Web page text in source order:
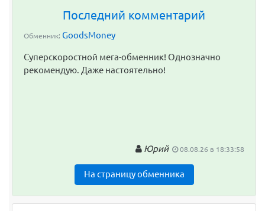
Последний комментарий
Обменник: GoodsMoney
Суперскоростной мега-обменник! Однозначно
рекомендую. Даже настоятельно!
Юрий 08.08.26 в 18:33:58
На страницу обменника